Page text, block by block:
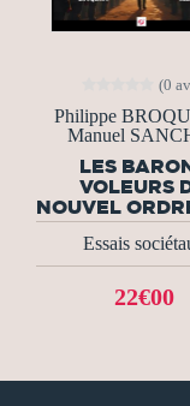
(0
Philippe
Manuel
LES
VOLEURS
NOUVEL
Essais
22€00